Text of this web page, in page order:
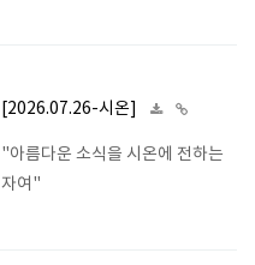
[2026.07.26-시온]
"아름다운 소식을 시온에 전하는
자여"